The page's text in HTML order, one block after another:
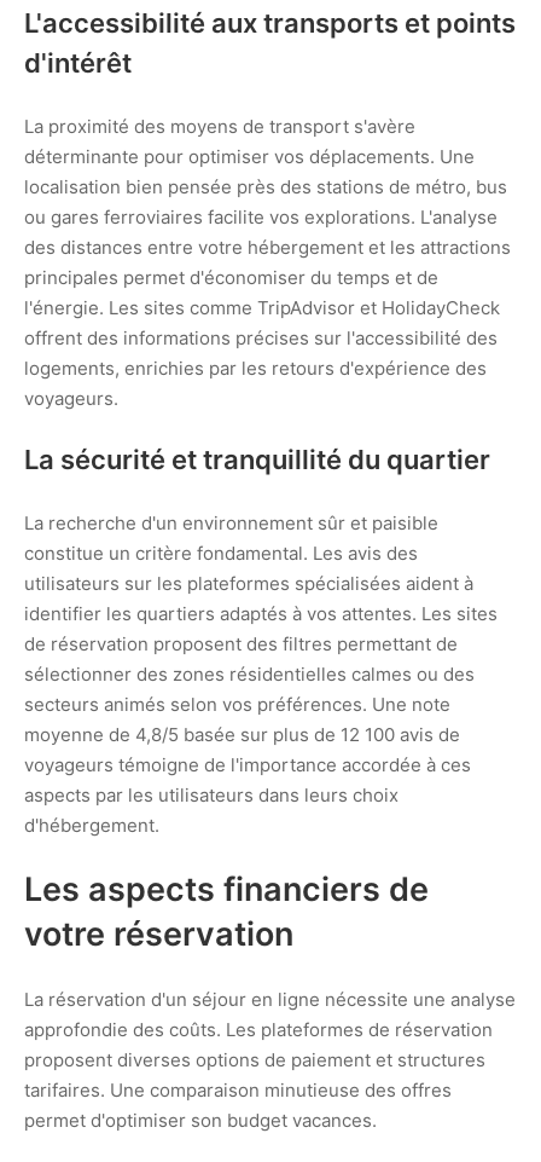
L'accessibilité aux transports et points
d'intérêt
La proximité des moyens de transport s'avère
déterminante pour optimiser vos déplacements. Une
localisation bien pensée près des stations de métro, bus
ou gares ferroviaires facilite vos explorations. L'analyse
des distances entre votre hébergement et les attractions
principales permet d'économiser du temps et de
l'énergie. Les sites comme TripAdvisor et HolidayCheck
offrent des informations précises sur l'accessibilité des
logements, enrichies par les retours d'expérience des
voyageurs.
La sécurité et tranquillité du quartier
La recherche d'un environnement sûr et paisible
constitue un critère fondamental. Les avis des
utilisateurs sur les plateformes spécialisées aident à
identifier les quartiers adaptés à vos attentes. Les sites
de réservation proposent des filtres permettant de
sélectionner des zones résidentielles calmes ou des
secteurs animés selon vos préférences. Une note
moyenne de 4,8/5 basée sur plus de 12 100 avis de
voyageurs témoigne de l'importance accordée à ces
aspects par les utilisateurs dans leurs choix
d'hébergement.
Les aspects financiers de
votre réservation
La réservation d'un séjour en ligne nécessite une analyse
approfondie des coûts. Les plateformes de réservation
proposent diverses options de paiement et structures
tarifaires. Une comparaison minutieuse des offres
permet d'optimiser son budget vacances.